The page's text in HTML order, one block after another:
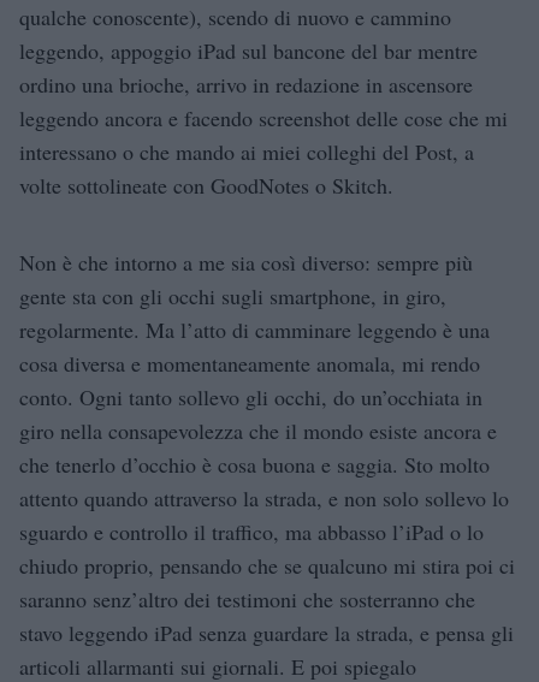
qualche conoscente), scendo di nuovo e cammino
leggendo, appoggio iPad sul bancone del bar mentre
ordino una brioche, arrivo in redazione in ascensore
leggendo ancora e facendo screenshot delle cose che mi
interessano o che mando ai miei colleghi del Post, a
volte sottolineate con GoodNotes o Skitch.
Non è che intorno a me sia così diverso: sempre più
gente sta con gli occhi sugli smartphone, in giro,
regolarmente. Ma l’atto di camminare leggendo è una
cosa diversa e momentaneamente anomala, mi rendo
conto. Ogni tanto sollevo gli occhi, do un’occhiata in
giro nella consapevolezza che il mondo esiste ancora e
che tenerlo d’occhio è cosa buona e saggia. Sto molto
attento quando attraverso la strada, e non solo sollevo lo
sguardo e controllo il traffico, ma abbasso l’iPad o lo
chiudo proprio, pensando che se qualcuno mi stira poi ci
saranno senz’altro dei testimoni che sosterranno che
stavo leggendo iPad senza guardare la strada, e pensa gli
articoli allarmanti sui giornali. E poi spiegalo